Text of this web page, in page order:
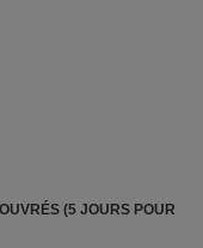
(5 JOURS POUR